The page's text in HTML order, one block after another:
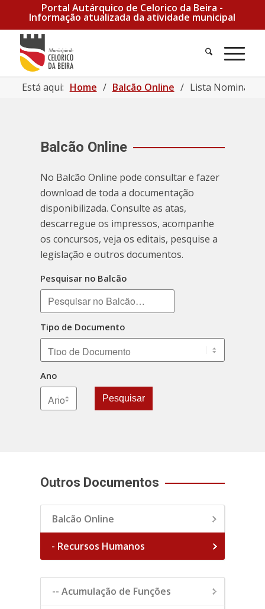
Portal Autárquico de Celorico da Beira -
Informação atualizada da atividade municipal
Pesquisa
Está aqui: Home / Balcão Online / Lista
Balcão Online
No Balcão Online pode consultar e fazer
download de toda a documentação
disponibilizada. Consulte as atas,
descarregue os impressos, acompanhe
os concursos, veja os editais, pesquise a
legislação e outros documentos.
Pesquisar no Balcão
Tipo de Documento
Ano
Pesquisar
Outros Documentos
Balcão Online
- Recursos Humanos
-- Acumulação de Funções